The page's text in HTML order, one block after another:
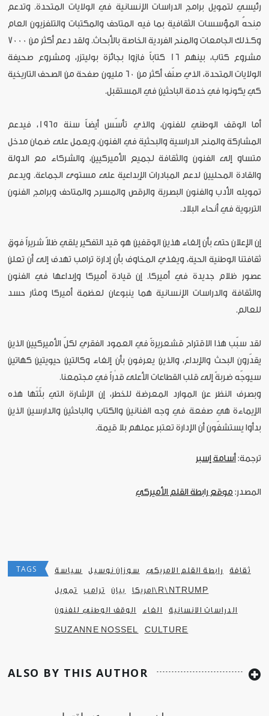
رئيسي لتمويل برامج الدراسات الإنسانية في الولايات المتحدة. وتدعم
مِنحهُ المؤسسات الثقافية بما فيه المتاحف والمكتبات والتلفزيون العام
وكـذلك الجامعات والمنح الفردية الخاصة بالأبحاث. ولقد دعم أكثر من 7000
مشروع كتاب، بينهم 16 كتاباً فازوا بجائزة بوليتزر، ومشروع صحيفة
الولايات المتحدة، الذي صنّف أكثر من 60 مليون صفحة من الصحف التاريخية
كي يكونوا في خدمة الباحثين في المستقبل.
أما الوقف الوطني للفنون، والذي تأسّس أيضاً سنة 1965، فيدعم
المشاركة والمنح الدراسية والبحثية في الفنون، ويعمل على ضمان مدخل
متساو إلى الفنون والثقافة لجميع الأميركيين، والشركاء مع الدولة
والقادة المحليين لدعم المبادرات الإبداعية على مستوى الجماعة. ويدعم
تمويله الأدب والفنون البصرية والرقص والمسرح والمتاحف وبرامج الفنون
التربوية في أنحاء البلاد.
إن الإعلان حتى بأن إلغاء هذين الوقفين هو قيد التفكير يلقي ظلاً شريراً فوق
ثقافتنا الوطنية الحية، ويغذي المخاوف بأن إدارة ترامب تهدف إلى أن تعلن
عصور ظلام جديدة في أميركا. إن قيادة أميركا وإبداعها في الفنون
والثقافة والدراسات الإنسانية هما ينبوعان لعظمة أميركا ومثار حسد
للعالم.
لقد سبّب هذا الاقتراح قشعريرةً في العمود الفقري لكلّ الأميركيين الذين
يقدّرون البحث والإبداع، والذين يعرفون بأن إلغاء وكالتين حيويتين كهاتين
سيوجّه ضربةً إلى قلب القطاعات الأعلى قدْراً في مجتمعنا.
وبصرف النظر عن الموارد المعرضة للخطر، إن الإشارة التي بثّتْها هذه
الإيماءة هي صفعة في وجه الفنانين والكتاب والباحثين والدارسين الذين
بدأوا يستشفّون أن الإدارة تعتبر عملهم بلا قيمة.
ترجمة:أسامة إسبر
المصدر: موقع رابطة القلم الأميركي
TAGS سياسة سوزان نوسيل رابطة القلم الامريكي ثقافة
تمويل ترامب بيان امريكا\R\NTRUMP
الوقف الوطني للفنون الغاء الدراسات الانسانية
SUZANNE NOSSEL CULTURE
ALSO BY THIS AUTHOR